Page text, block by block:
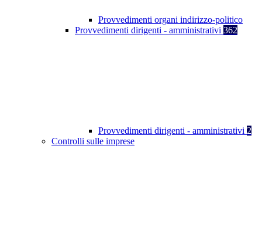
Provvedimenti organi indirizzo-politico
Provvedimenti dirigenti - amministrativi 362
Provvedimenti dirigenti - amministrativi 2
Controlli sulle imprese